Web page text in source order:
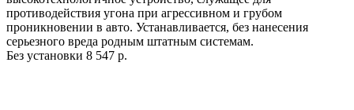
противодействия угона при агрессивном и грубом
проникновении в авто. Устанавливается, без нанесения
серьезного вреда родным штатным системам.
Без установки 8 547 р.